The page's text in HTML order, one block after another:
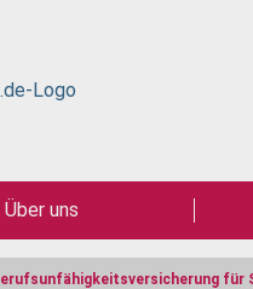
Über uns
für